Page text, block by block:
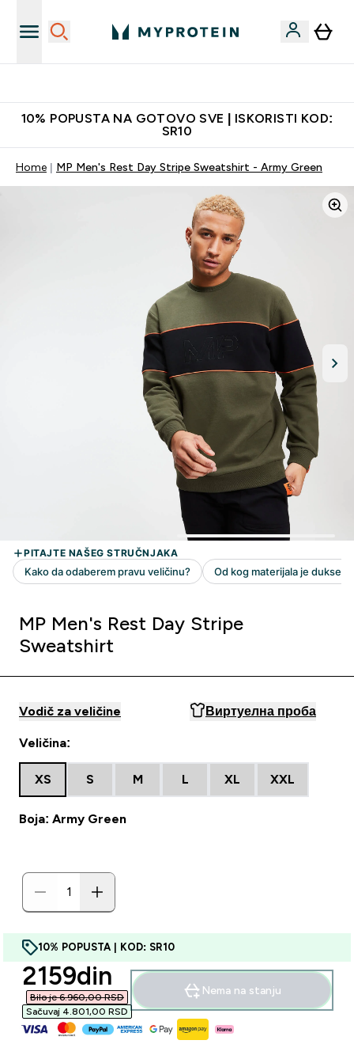
10% POPUSTA NA GOTOVO SVE | ISKORISTI KOD:
SR10
Home MP Men's Rest Day Stripe Sweatshirt - Army Green
MP Men's Rest Day Stripe
Sweatshirt
Vodič za veličine Виртуелна проба
Veličina:
XS S M L XL XXL
Boja: Army Green
10% POPUSTA | KOD: SR10
discounted price
2159din‎
Bilo je 6.960,00 RSD‎
Sačuvaj 4.801,00 RSD‎
Nema na stanju